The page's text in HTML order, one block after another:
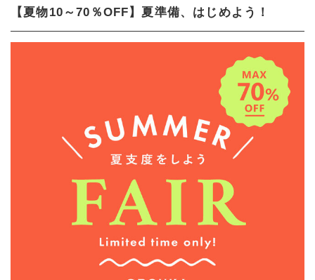
【夏物10～70％OFF】夏準備、はじめよう！